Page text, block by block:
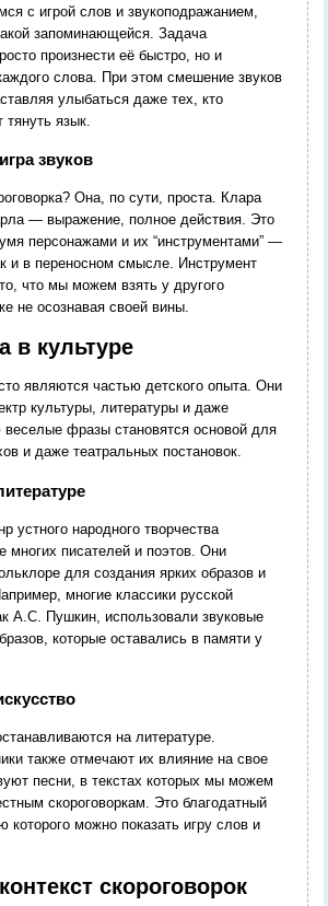
с игрой слов и звукоподражанием,
запоминающейся. Задача
произнести её быстро, но и
слова. При этом смешение звуков
улыбаться даже тех, кто
язык.
звуков
Она, по сути, проста. Клара
— выражение, полное действия. Это
персонажами и их “инструментами” —
и в переносном смысле. Инструмент
что мы можем взять у другого
не осознавая своей вины.
в культуре
являются частью детского опыта. Они
культуры, литературы и даже
веселые фразы становятся основой для
и даже театральных постановок.
устного народного творчества
многих писателей и поэтов. Они
для создания ярких образов и
многие классики русской
А.С. Пушкин, использовали звуковые
которые оставались в памяти у
на литературе.
также отмечают их влияние на свое
песни, в текстах которых мы можем
скороговоркам. Это благодатный
можно показать игру слов и
скороговорок